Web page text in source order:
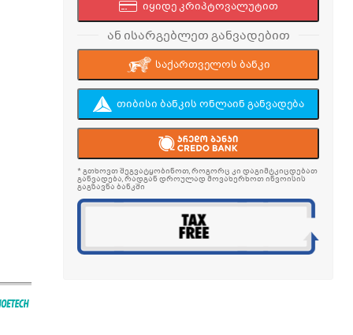
იყიდე კრიპტოვალუტით
ან ისარგებლეთ განვადებით
საქართველოს ბანკი
თიბისი ბანკის ონლაინ განვადება
* გთხოვთ შეგვატყობინოთ, როგორც კი დაგიმტკიცდებათ
განვადება, რადგან დროულად მოვახერხოთ ინვოისის
გაგზავნა ბანკში